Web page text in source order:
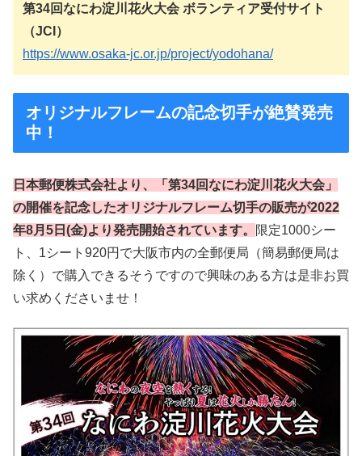
第34回なにわ淀川花火大会 ボランティア受付サイト
（JCI）
https://www.osaka-jc.or.jp/project/yodohana/
オリジナルフレームの記念切手が絶賛発売
中！
日本郵便株式会社より、「第34回なにわ淀川花火大会」
の開催を記念したオリジナルフレーム切手の販売が2022
年8月5日(金)より発売開始されています。
限定1000シー
ト、1シート920円で大阪市内の全郵便局（簡易郵便局は
除く）で購入できるそうですので興味のある方は是非お買
い求めくださいませ！